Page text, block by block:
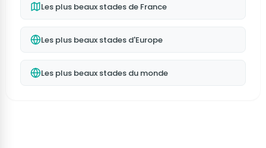
Les plus beaux stades de France
Les plus beaux stades d'Europe
Les plus beaux stades du monde